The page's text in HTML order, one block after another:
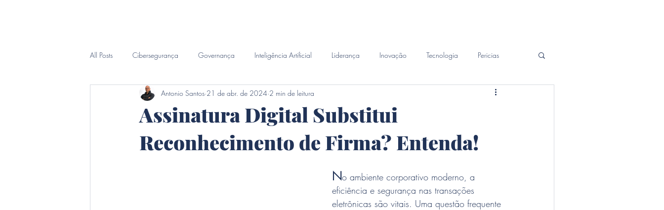
All Posts Cibersegurança Governança Inteligência Artificial Liderança Inovação Tecnologia Pericias
Inteligência Forense
Assinatura Digital Substitui
Reconhecimento de Firma? Entenda!
Antonio Santos 21 de abr. de 2024 2 min de leitura
No ambiente corporativo moderno, a
eficiência e segurança nas transações
eletrônicas são vitais. Uma questão frequente